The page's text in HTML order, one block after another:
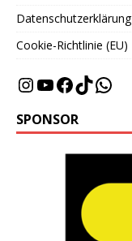
Datenschutzerklärung
Cookie-Richtlinie (EU)
SPONSOR